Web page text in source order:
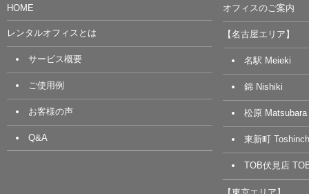
HOME
レンタルオフィスとは
サービス概要
ご使用例
お客様の声
Q&A
オフィスのご案内
【名古屋エリア】
名駅 Meieki
錦 Nishiki
松原 Matsubara
東新町
TOB伏見店